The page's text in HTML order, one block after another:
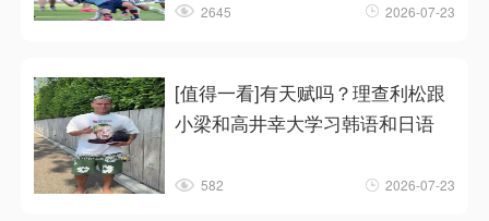
2645 2026-07-23
[值得一看]有天赋吗？理查利松跟
小梁和高井幸大学习韩语和日语
582 2026-07-23